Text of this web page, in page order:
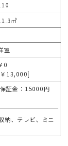
㎥
室
0
13,000]
証金：15000円
納、テレビ、ミニ